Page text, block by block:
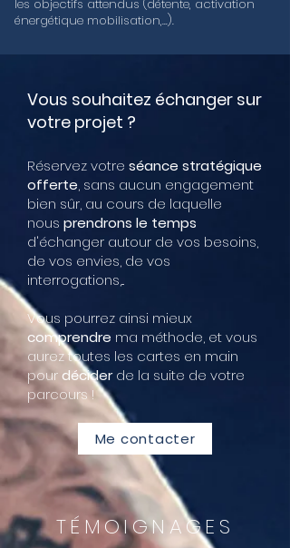
les objectifs attendus (détente, activation
énergétique mobilisation,...).
Vous souhaitez échanger sur
votre projet ?
Réservez votre séance stratégique
offerte, sans aucun engagement
bien sûr, au cours de laquelle
nous prendrons le temps
d'échanger autour de vos besoins,
de vos envies, de vos
interrogations,...
Vous pourrez ainsi mieux
comprendre ma méthode, et vous
aurez toutes les cartes en main
pour déciderde la suite de votre
parcours !
Me contacter
TÉMOIGNAGES